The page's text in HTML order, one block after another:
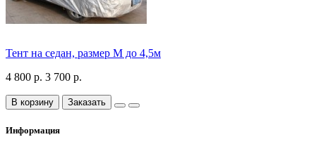
Тент на седан, размер М до 4,5м
4 800 р. 3 700 р.
В корзину Заказать
Информация